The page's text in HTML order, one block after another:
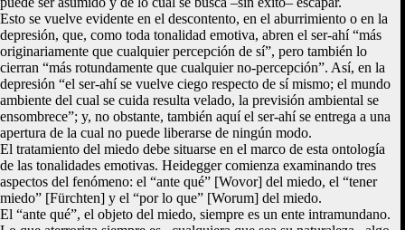
Esto se vuelve evidente en el descontento, en el aburrimiento o en la
depresión, que, como toda tonalidad emotiva, abren el ser-ahí “más
originariamente que cualquier percepción de sí”, pero también lo
cierran “más rotundamente que cualquier no-percepción”. Así, en la
depresión “el ser-ahí se vuelve ciego respecto de sí mismo; el mundo
ambiente del cual se cuida resulta velado, la previsión ambiental se
ensombrece”; y, no obstante, también aquí el ser-ahí se entrega a una
apertura de la cual no puede liberarse de ningún modo.
El tratamiento del miedo debe situarse en el marco de esta ontología
de las tonalidades emotivas. Heidegger comienza examinando tres
aspectos del fenómeno: el “ante qué” [Wovor] del miedo, el “tener
miedo” [Fürchten] y el “por lo que” [Worum] del miedo.
El “ante qué”, el objeto del miedo, siempre es un ente intramundano.